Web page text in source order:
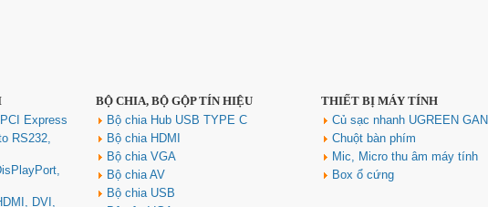
Express
RS232,
DVI,
BỘ CHIA, BỘ GỘP TÍN HIỆU
Bộ chia Hub USB TYPE C
Bộ chia HDMI
Bộ chia VGA
Bộ chia AV
Bộ chia USB
THIẾT BỊ MÁY TÍNH
Củ sạc nhanh UGREEN GAN
Chuột bàn phím
Mic, Micro thu âm máy tính
Box ổ cứng